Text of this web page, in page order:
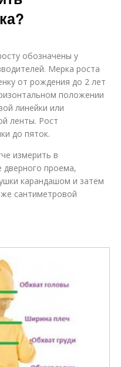
обозначены у
Мерка роста
от рождения до 2 лет
положении
линейки или
ленты. Рост
до пяток.
измерить в
дверного проема,
карандашом и затем
сантиметровой